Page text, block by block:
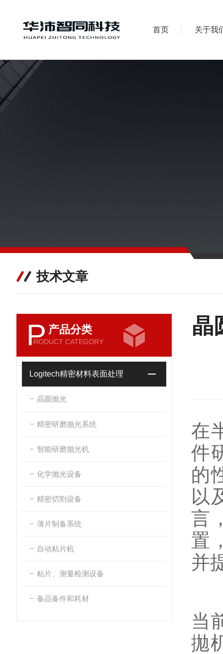
首页 关于我
技术文章
P 产品分类
RODUCT CATEGORY
Logitech精密材料表面处理
晶圆抛光
精密研磨抛光系统
智能研磨抛光机
化学抛光设备
精密切割设备
薄片制备系统
自动粘片机
粘片、测量检测设备
备品备件和耗材
晶
在
件
的
以
言
置
并
当
拋